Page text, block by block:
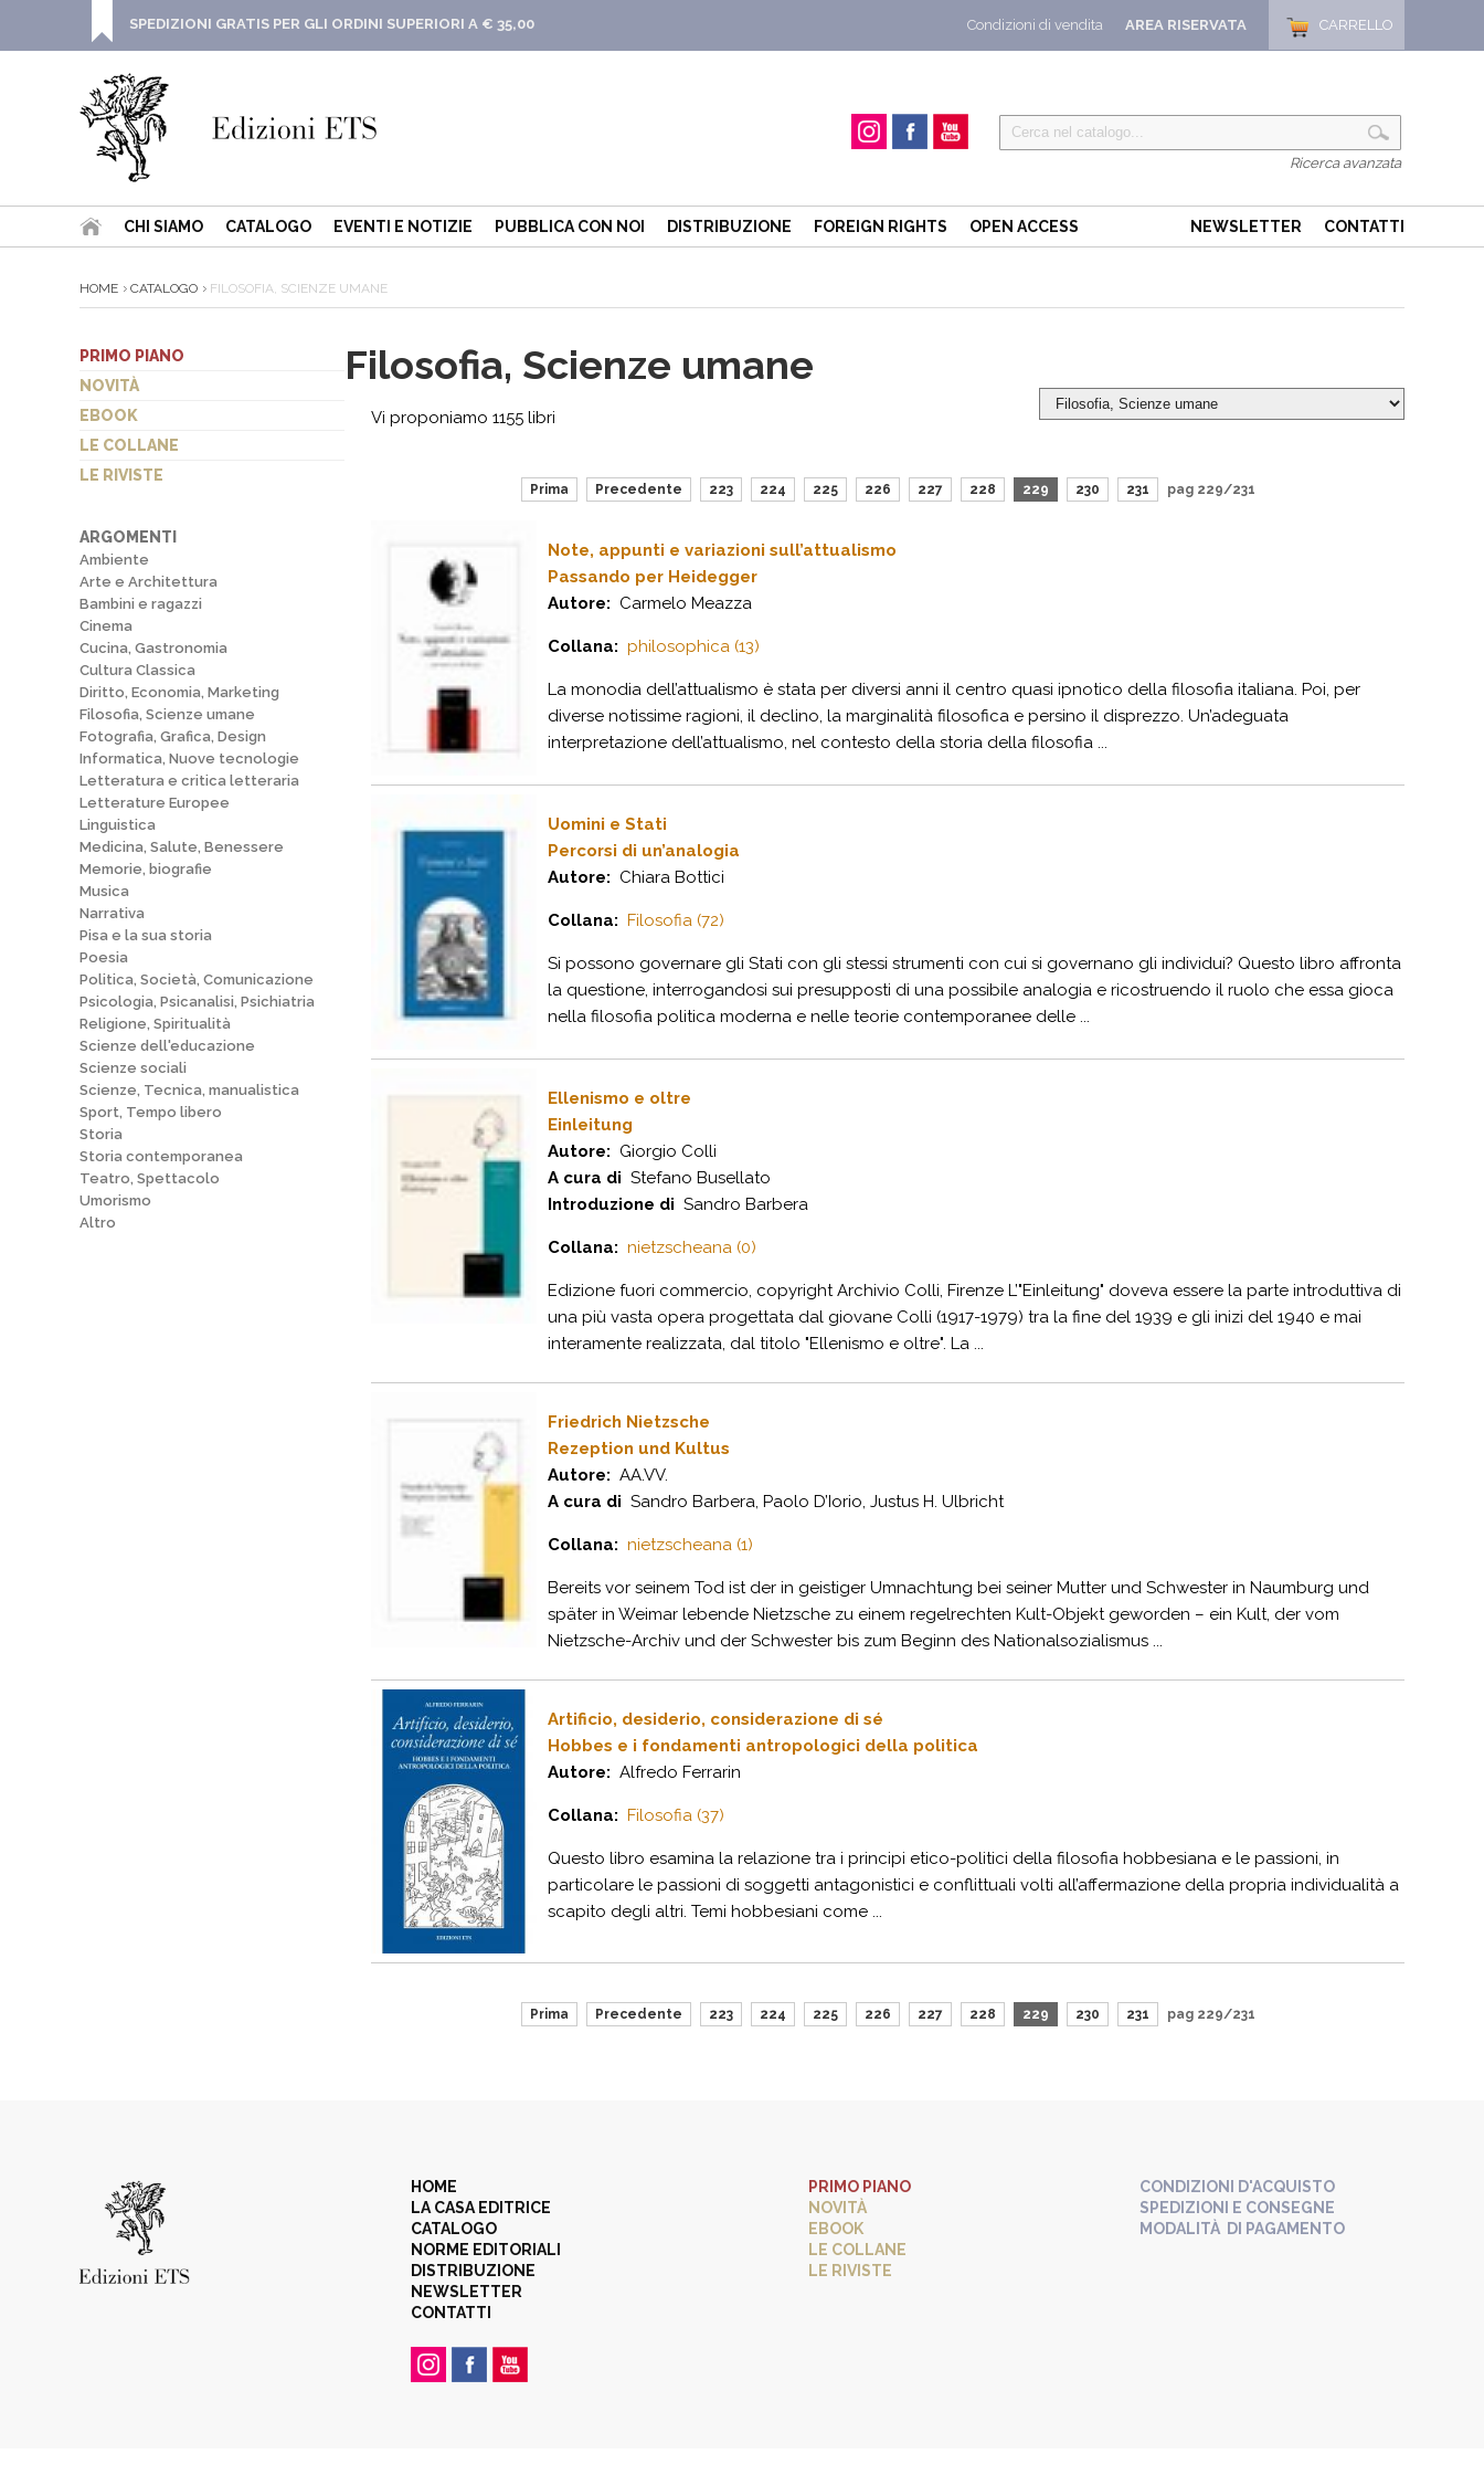
CARRELLO
AREA RISERVATA
Condizioni di vendita
SPEDIZIONI GRATIS PER GLI ORDINI SUPERIORI A € 35,00
Ricerca avanzata
CHI SIAMO CATALOGO EVENTI E NOTIZIE PUBBLICA CON NOI DISTRIBUZIONE FOREIGN RIGHTS OPEN ACCESS NEWSLETTER CONTATTI
HOME CATALOGO FILOSOFIA, SCIENZE UMANE
PRIMO PIANO
NOVITÀ
EBOOK
LE COLLANE
LE RIVISTE
ARGOMENTI
Ambiente
Arte e Architettura
Bambini e ragazzi
Cinema
Cucina, Gastronomia
Cultura Classica
Diritto, Economia, Marketing
Filosofia, Scienze umane
Fotografia, Grafica, Design
Informatica, Nuove tecnologie
Letteratura e critica letteraria
Letterature Europee
Linguistica
Medicina, Salute, Benessere
Memorie, biografie
Musica
Narrativa
Pisa e la sua storia
Poesia
Politica, Società, Comunicazione
Psicologia, Psicanalisi, Psichiatria
Religione, Spiritualità
Scienze dell'educazione
Scienze sociali
Scienze, Tecnica, manualistica
Sport, Tempo libero
Storia
Storia contemporanea
Teatro, Spettacolo
Umorismo
Altro
Filosofia, Scienze umane
Vi proponiamo 1155 libri
Prima Precedente 223 224 225 226 227 228 229 230 231 pag 229/231
Note, appunti e variazioni sull’attualismo
Passando per Heidegger
Autore: Carmelo Meazza
Collana: philosophica (13)
La monodia dell’attualismo è stata per diversi anni il centro quasi ipnotico della filosofia italiana. Poi, per
diverse notissime ragioni, il declino, la marginalità filosofica e persino il disprezzo. Un’adeguata
interpretazione dell’attualismo, nel contesto della storia della filosofia ...
Uomini e Stati
Percorsi di un’analogia
Autore: Chiara Bottici
Collana: Filosofia (72)
Si possono governare gli Stati con gli stessi strumenti con cui si governano gli individui? Questo libro affronta
la questione, interrogandosi sui presupposti di una possibile analogia e ricostruendo il ruolo che essa gioca
nella filosofia politica moderna e nelle teorie contemporanee delle ...
Ellenismo e oltre
Einleitung
Autore: Giorgio Colli
A cura di Stefano Busellato
Introduzione di Sandro Barbera
Collana: nietzscheana (0)
Edizione fuori commercio, copyright Archivio Colli, Firenze L’"Einleitung" doveva essere la parte introduttiva di
una più vasta opera progettata dal giovane Colli (1917-1979) tra la fine del 1939 e gli inizi del 1940 e mai
interamente realizzata, dal titolo "Ellenismo e oltre". La ...
Friedrich Nietzsche
Rezeption und Kultus
Autore: AA.VV.
A cura di Sandro Barbera, Paolo D’Iorio, Justus H. Ulbricht
Collana: nietzscheana (1)
Bereits vor seinem Tod ist der in geistiger Umnachtung bei seiner Mutter und Schwester in Naumburg und
später in Weimar lebende Nietzsche zu einem regelrechten Kult-Objekt geworden – ein Kult, der vom
Nietzsche-Archiv und der Schwester bis zum Beginn des Nationalsozialismus ...
Artificio, desiderio, considerazione di sé
Hobbes e i fondamenti antropologici della politica
Autore: Alfredo Ferrarin
Collana: Filosofia (37)
Questo libro esamina la relazione tra i principi etico-politici della filosofia hobbesiana e le passioni, in
particolare le passioni di soggetti antagonistici e conflittuali volti all’affermazione della propria individualità a
scapito degli altri. Temi hobbesiani come ...
Prima Precedente 223 224 225 226 227 228 229 230 231 pag 229/231
HOME
LA CASA EDITRICE
CATALOGO
NORME EDITORIALI
DISTRIBUZIONE
NEWSLETTER
CONTATTI
PRIMO PIANO
NOVITÀ
EBOOK
LE COLLANE
LE RIVISTE
CONDIZIONI D'ACQUISTO
SPEDIZIONI E CONSEGNE
MODALITÀ DI PAGAMENTO